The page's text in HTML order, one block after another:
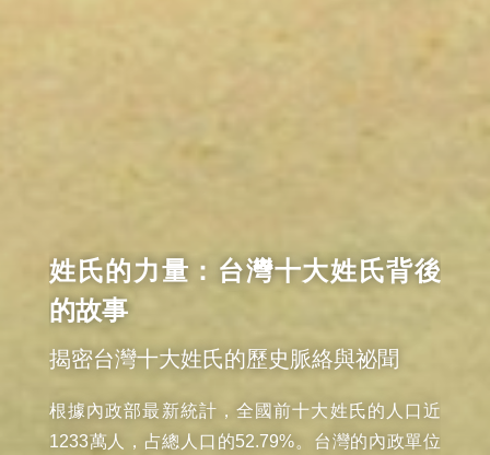
姓氏的力量：台灣十大姓氏背後
的故事
揭密台灣十大姓氏的歷史脈絡與祕聞
根據內政部最新統計，全國前十大姓氏的人口近
1233萬人，占總人口的52.79%。台灣的內政單位